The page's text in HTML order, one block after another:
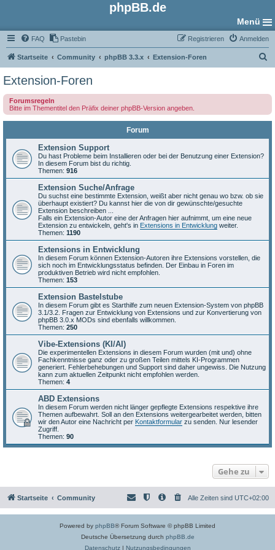
phpBB.de
Menü
FAQ Pastebin Anmelden
Registrieren
Startseite Community phpBB 3.3.x Extension-Foren
e
Extension-Foren
Forumsregeln
Bitte im Thementitel den Präfix deiner phpBB-Version angeben.
Forum
Extension Support
Du hast Probleme beim Installieren oder bei der Benutzung einer Extension?
In diesem Forum bist du richtig.
Themen: 916
Extension Suche/Anfrage
Du suchst eine bestimmte Extension, weißt aber nicht genau wo bzw. ob sie
überhaupt existiert? Du kannst hier die von dir gewünschte/gesuchte
Extension beschreiben ...
Falls ein Extension-Autor eine der Anfragen hier aufnimmt, um eine neue
Extension zu entwickeln, geht's in Extensions in Entwicklung weiter.
Themen: 1190
Extensions in Entwicklung
In diesem Forum können Extension-Autoren ihre Extensions vorstellen, die
sich noch im Entwicklungsstatus befinden. Der Einbau in Foren im
produktiven Betrieb wird nicht empfohlen.
Themen: 153
Extension Bastelstube
In diesem Forum gibt es Starthilfe zum neuen Extension-System von phpBB
3.1/3.2. Fragen zur Entwicklung von Extensions und zur Konvertierung von
phpBB 3.0.x MODs sind ebenfalls willkommen.
Themen: 250
Vibe-Extensions (KI/AI)
Die experimentellen Extensions in diesem Forum wurden (mit und) ohne
Fachkenntnisse ganz oder zu großen Teilen mittels KI-Programmen
generiert. Fehlerbehebungen und Support sind daher ungewiss. Die Nutzung
kann zum aktuellen Zeitpunkt nicht empfohlen werden.
Themen: 4
ABD Extensions
In diesem Forum werden nicht länger gepflegte Extensions respektive ihre
Themen aufbewahrt. Soll an den Extensions weitergearbeitet werden, bitten
wir den Autor eine Nachricht per Kontaktformular zu senden. Nur lesender
Zugriff.
Themen: 90
Gehe zu
Startseite Community Alle Zeiten sind UTC+02:00
Powered by phpBB® Forum Software © phpBB Limited
Deutsche Übersetzung durch phpBB.de
Datenschutz| Nutzungsbedingungen